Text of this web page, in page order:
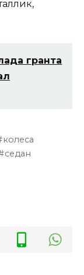
гранта
колеса
седан